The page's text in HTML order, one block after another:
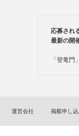
応募され
最新の開
「登竜門
運営会社 掲載申し